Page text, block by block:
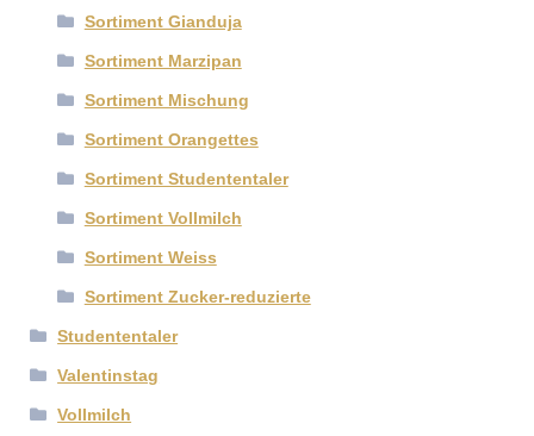
Sortiment Gianduja
Sortiment Marzipan
Sortiment Mischung
Sortiment Orangettes
Sortiment Studententaler
Sortiment Vollmilch
Sortiment Weiss
Sortiment Zucker-reduzierte
Studententaler
Valentinstag
Vollmilch